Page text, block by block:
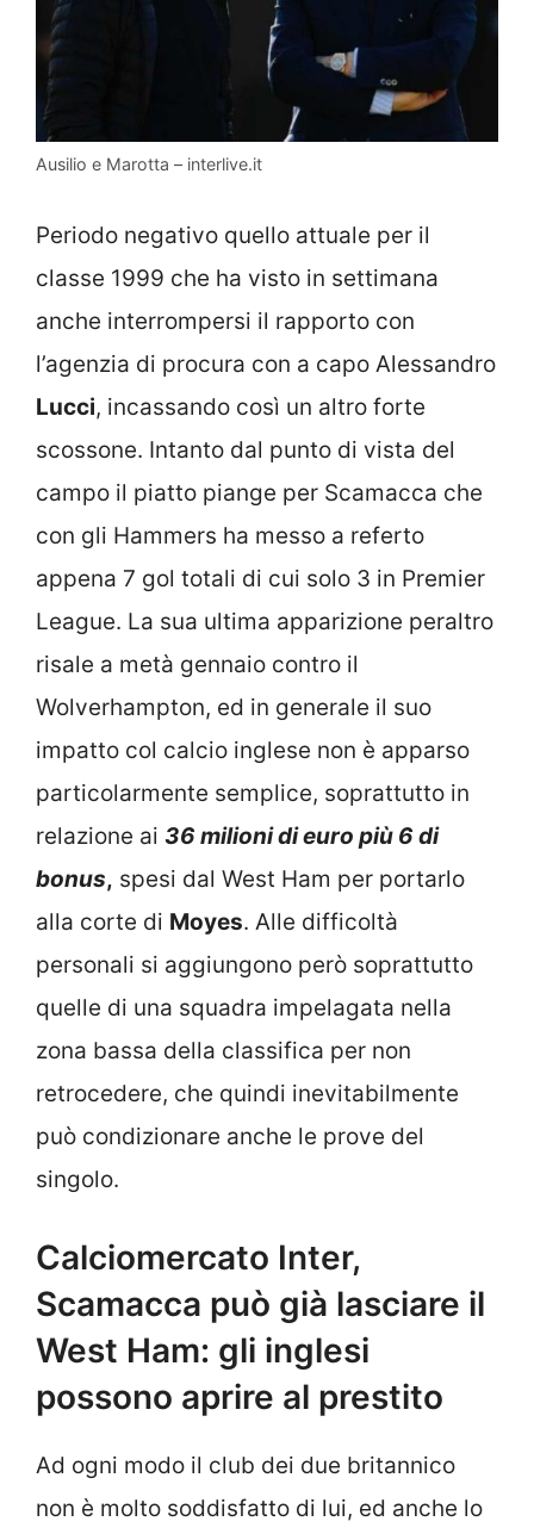
Ausilio e Marotta – interlive.it
Periodo negativo quello attuale per il
classe 1999 che ha visto in settimana
anche interrompersi il rapporto con
l’agenzia di procura con a capo Alessandro
Lucci, incassando così un altro forte
scossone. Intanto dal punto di vista del
campo il piatto piange per Scamacca che
con gli Hammers ha messo a referto
appena 7 gol totali di cui solo 3 in Premier
League. La sua ultima apparizione peraltro
risale a metà gennaio contro il
Wolverhampton, ed in generale il suo
impatto col calcio inglese non è apparso
particolarmente semplice, soprattutto in
relazione ai 36 milioni di euro più 6 di
bonus, spesi dal West Ham per portarlo
alla corte di Moyes. Alle difficoltà
personali si aggiungono però soprattutto
quelle di una squadra impelagata nella
zona bassa della classifica per non
retrocedere, che quindi inevitabilmente
può condizionare anche le prove del
singolo.
Calciomercato Inter,
Scamacca può già lasciare il
West Ham: gli inglesi
possono aprire al prestito
Ad ogni modo il club dei due britannico
non è molto soddisfatto di lui, ed anche lo